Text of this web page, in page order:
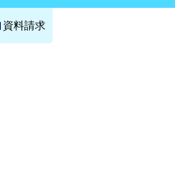
資料請求